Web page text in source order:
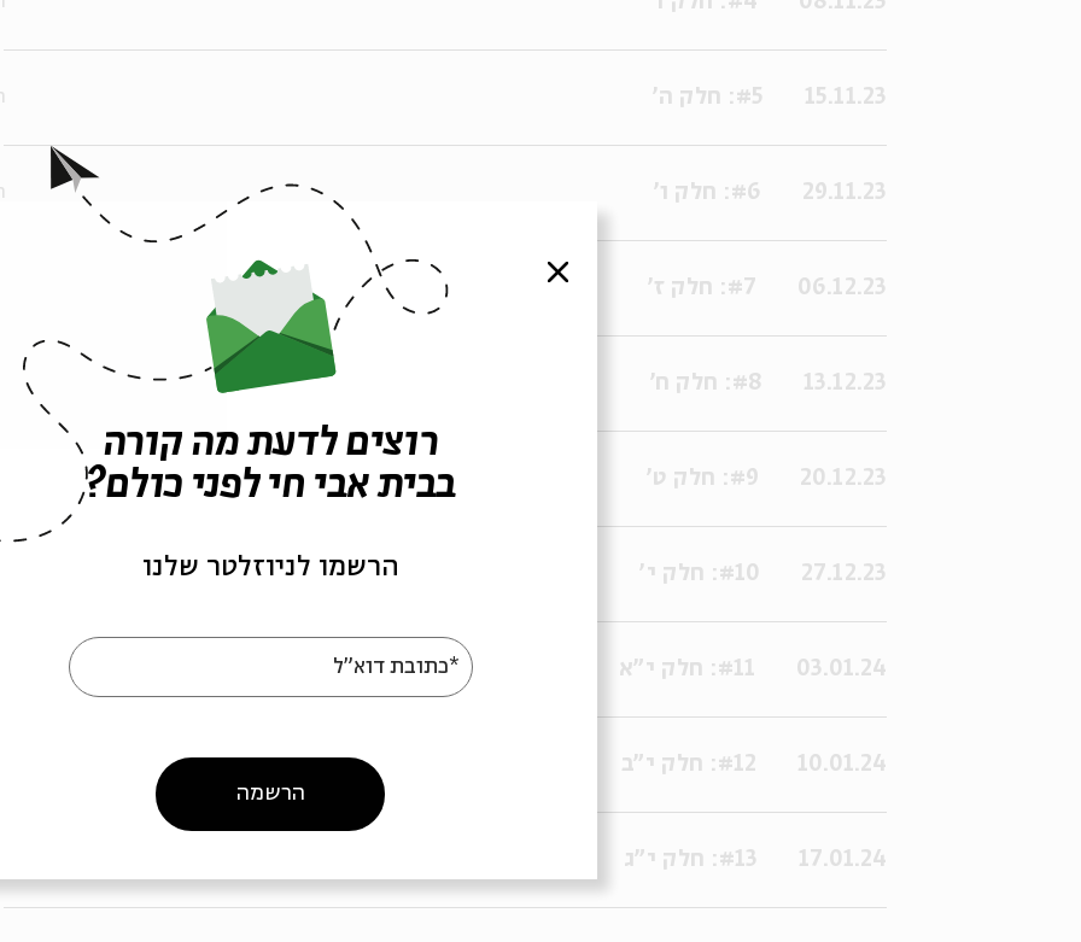
15.11.23 #5: חלק ה'
29.11.23 #6: חלק ו'
06.12.23 #7: חלק ז'
13.12.23 #8: חלק ח'
20.12.23 #9: חלק ט'
27.12.23 #10: חלק י'
03.01.24 #11: חלק י"א
10.01.24 #12: חלק י"ב
17.01.24 #13: חלק י"ג
סגור
רוצים לדעת מה קורה
בבית אבי חי לפני כולם?
הרשמו לניוזלטר שלנו
*כתובת דוא"ל
הרשמה